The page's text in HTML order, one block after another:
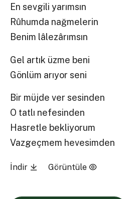
En sevgili yarımsın
Rûhumda nağmelerin
Benim lâlezârımsın
Gel artık üzme beni
Gönlüm arıyor seni
Bir müjde ver sesinden
O tatlı nefesinden
Hasretle bekliyorum
Vazgeçmem hevesimden
İndir Görüntüle